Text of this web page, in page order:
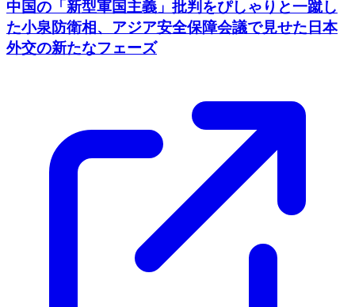
中国の「新型軍国主義」批判をぴしゃりと一蹴し
た小泉防衛相、アジア安全保障会議で見せた日本
外交の新たなフェーズ